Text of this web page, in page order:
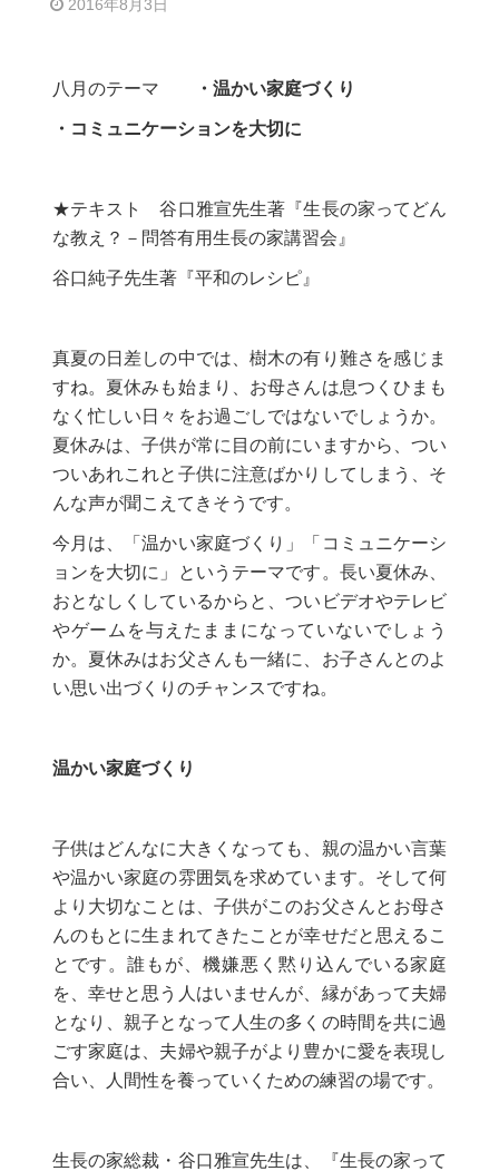
2016年8月3日
八月のテーマ ・温かい家庭づくり
・コミュニケーションを大切に
★テキスト 谷口雅宣先生著『生長の家ってどん
な教え？－問答有用生長の家講習会』
谷口純子先生著『平和のレシピ』
真夏の日差しの中では、樹木の有り難さを感じま
すね。夏休みも始まり、お母さんは息つくひまも
なく忙しい日々をお過ごしではないでしょうか。
夏休みは、子供が常に目の前にいますから、つい
ついあれこれと子供に注意ばかりしてしまう、そ
んな声が聞こえてきそうです。
今月は、「温かい家庭づくり」「コミュニケーシ
ョンを大切に」というテーマです。長い夏休み、
おとなしくしているからと、ついビデオやテレビ
やゲームを与えたままになっていないでしょう
か。夏休みはお父さんも一緒に、お子さんとのよ
い思い出づくりのチャンスですね。
温かい家庭づくり
子供はどんなに大きくなっても、親の温かい言葉
や温かい家庭の雰囲気を求めています。そして何
より大切なことは、子供がこのお父さんとお母さ
んのもとに生まれてきたことが幸せだと思えるこ
とです。誰もが、機嫌悪く黙り込んでいる家庭
を、幸せと思う人はいませんが、縁があって夫婦
となり、親子となって人生の多くの時間を共に過
ごす家庭は、夫婦や親子がより豊かに愛を表現し
合い、人間性を養っていくための練習の場です。
生長の家総裁・谷口雅宣先生は、『生長の家って